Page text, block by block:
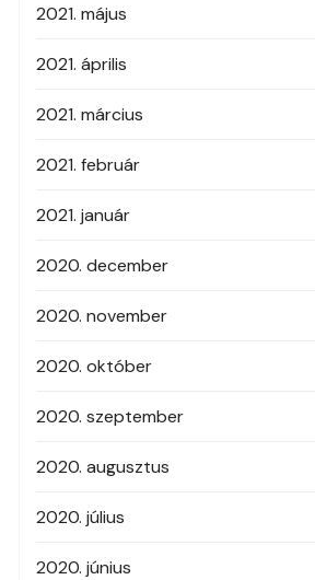
2021. május
2021. április
2021. március
2021. február
2021. január
2020. december
2020. november
2020. október
2020. szeptember
2020. augusztus
2020. július
2020. június